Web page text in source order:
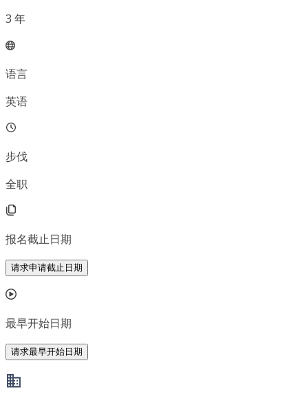
3 年
语言
英语
步伐
全职
报名截止日期
请求申请截止日期
最早开始日期
请求最早开始日期